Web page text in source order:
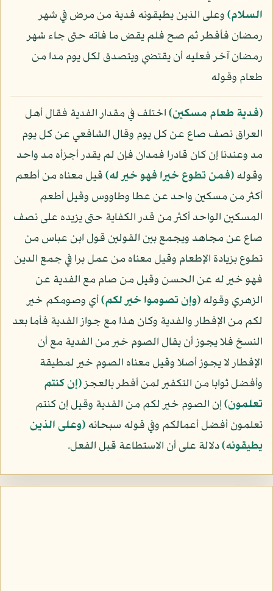
السلام)وعلى الذين يطيقونه فدية من مرض في شهر
رمضان فأفطر ثم صح فلم يقض ما فاته حتى جاء شهر
رمضان آخر فعليه أن يقتضي ويتصدق لكل يوم مدا من
طعام وقوله
﴿فدية طعام مسكين﴾اختلف في مقدار الفدية فقال أهل
العراق نصف صاع عن كل يوم وقال الشافعي عن كل يوم
مد وعندنا إن كان قادرا فمدان فإن لم يقدر أجزأه مد واحد
وقوله﴿فمن تطوع خيرا فهو خير له﴾قيل معناه من أطعم
أكثر من مسكين واحد عن عطا وطاووس وقيل أطعم
المسكين الواحد أكثر من قدر الكفاية حتى يزيده على نصف
صاع عن مجاهد ويجمع بين القولين قول ابن عباس من
تطوع بزيادة الإطعام وقيل معناه من عمل برا في جمع الدين
فهو خير له عن الحسن وقيل من صام مع الفدية عن
الزهري وقوله﴿وإن تصوموا خير لكم﴾أي وصومكم خير
لكم من الإفطار والفدية وكان هذا مع جواز الفدية فأما بعد
النسخ فلا يجوز أن يقال الصوم خير من الفدية مع أن
الإفطار لا يجوز أصلا وقيل معناه الصوم خير لمطيقة
وأفضل ثوابا من التكفير لمن أفطر بالعجز﴿إن كنتم
تعلمون﴾إن الصوم خير لكم من الفدية وقيل إن كنتم
تعلمون أفضل أعمالكم وفي قوله سبحانه﴿وعلى الذين
يطيقونه﴾دلالة على أن الاستطاعة قبل الفعل.